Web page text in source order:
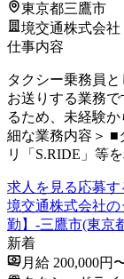
東京都三鷹市
境交通株式会社
仕事内容
タクシー乗務員
お送りする業務
るため、未経験
細な業務内容＞ ■
リ「S.RIDE」等
求人を見る応募す
境交通株式会社
勤】-三鷹市(東京
新着
月給 200,000円